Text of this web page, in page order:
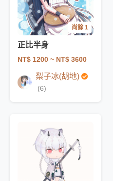
尚餘 1
正比半身
NT$ 1200 ~ NT$ 3600
梨子冰(胡地)
(6)